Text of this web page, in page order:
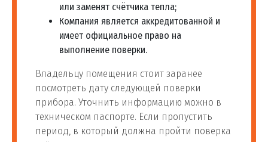
или заменят счётчика тепла;
Компания является аккредитованной и
имеет официальное право на
выполнение поверки.
Владельцу помещения стоит заранее
посмотреть дату следующей поверки
прибора. Уточнить информацию можно в
техническом паспорте. Если пропустить
период, в который должна пройти поверка